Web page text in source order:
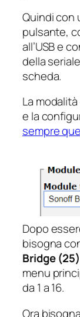
Quindi con
pulsante,
all’USB e
della
scheda.
La
e la
sempre
Dopo
bisogna
Bridge (25)
menu
da 1 a 16.
Ora